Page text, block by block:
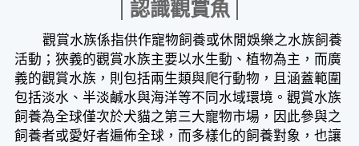
認識觀賞魚
觀賞水族係指供作寵物飼養或休閒娛樂之水族飼養
活動；狹義的觀賞水族主要以水生動、植物為主，而廣
義的觀賞水族，則包括兩生類與爬行動物，且涵蓋範圍
包括淡水、半淡鹹水與海洋等不同水域環境。觀賞水族
飼養為全球僅次於犬貓之第三大寵物市場，因此參與之
飼養者或愛好者遍佈全球，而多樣化的飼養對象，也讓